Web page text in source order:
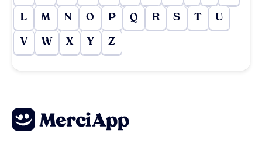
L M N O P Q R S T U
V W X Y Z